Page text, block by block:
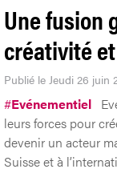
Une fusion
créativité
Publié le Jeudi 26 juin
#Evénementiel
leurs forces pour
devenir un acteur
Suisse et à